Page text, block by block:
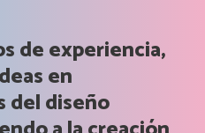
de experiencia,
en
del diseño